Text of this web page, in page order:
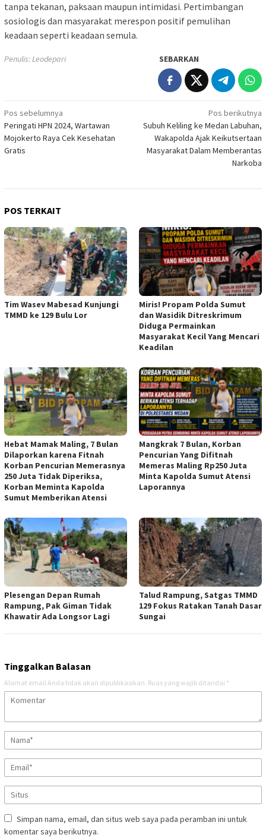
tanpa tekanan, paksaan maupun intimidasi. Pertimbangan
sosiologis dan masyarakat merespon positif pemulihan
keadaan seperti keadaan semula.
Penulis: Leodepari SEBARKAN
Navigasi
pos
Pos sebelumnya
Peringati HPN 2024, Wartawan
Mojokerto Raya Cek Kesehatan
Gratis
Pos berikutnya
Subuh Keliling ke Medan Labuhan,
Wakapolda Ajak Keikutsertaan
Masyarakat Dalam Memberantas
Narkoba
POS TERKAIT
Tim Wasev Mabesad Kunjungi
TMMD ke 129 Bulu Lor
Miris! Propam Polda Sumut
dan Wasidik Ditreskrimum
Diduga Permainkan
Masyarakat Kecil Yang Mencari
Keadilan
Hebat Mamak Maling, 7 Bulan
Dilaporkan karena Fitnah
Korban Pencurian Memerasnya
250 Juta Tidak Diperiksa,
Korban Meminta Kapolda
Sumut Memberikan Atensi
Mangkrak 7 Bulan, Korban
Pencurian Yang Difitnah
Memeras Maling Rp250 Juta
Minta Kapolda Sumut Atensi
Laporannya
Plesengan Depan Rumah
Rampung, Pak Giman Tidak
Khawatir Ada Longsor Lagi
Talud Rampung, Satgas TMMD
129 Fokus Ratakan Tanah Dasar
Sungai
Tinggalkan Balasan
Alamat email Anda tidak akan dipublikasikan. Ruas yang wajib ditandai *
Simpan nama, email, dan situs web saya pada peramban ini untuk
komentar saya berikutnya.